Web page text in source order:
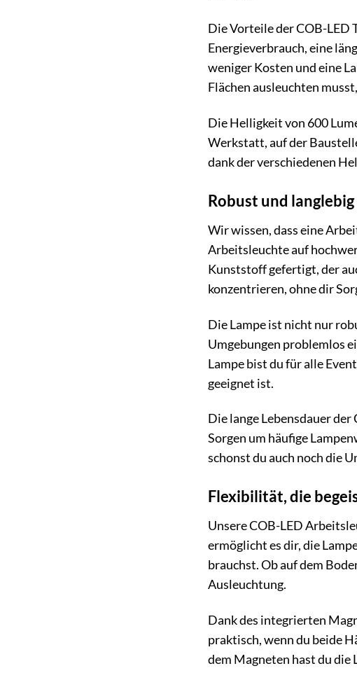
Die Vorteile der COB-LED
Energieverbrauch, eine
weniger Kosten und eine
Flächen ausleuchten
Die Helligkeit von 600
Werkstatt, auf der
dank der verschiedenen
Robust und
Wir wissen, dass eine
Arbeitsleuchte auf
Kunststoff gefertigt, der
konzentrieren, ohne dir
Die Lampe ist nicht nur
Umgebungen problemlos
Lampe bist du für alle
geeignet ist.
Die lange Lebensdauer
Sorgen um häufige
schonst du auch noch die
Flexibilität, die
Unsere COB-LED
ermöglicht es dir, die
brauchst. Ob auf dem
Ausleuchtung.
Dank des integrierten
praktisch, wenn du beide
dem Magneten hast du